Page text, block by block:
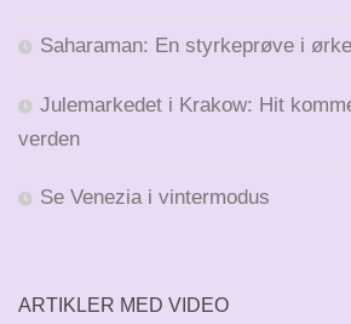
Saharaman: En styrkeprøve i
Julemarkedet i Krakow: Hit
verden
Se Venezia i vintermodus
ARTIKLER MED VIDEO